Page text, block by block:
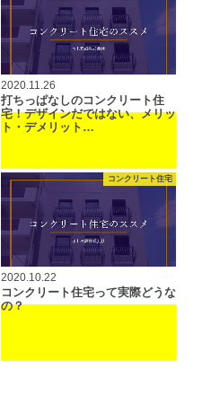
2020.11.26
打ちっぱなしのコンクリート住
宅！デザインだではない、メリッ
ト・デメリット…
コンクリート住宅
2020.10.22
コンクリート住宅って実際どうな
の？